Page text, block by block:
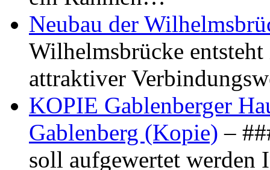
Neubau der
Wilhelmsbrücke
attraktiver
KOPIE Gablenberger
Gablenberg (Kopie) –
soll aufgewertet werden